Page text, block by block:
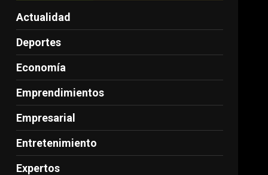
Actualidad
Deportes
Economía
Emprendimientos
Empresarial
Entretenimiento
Expertos